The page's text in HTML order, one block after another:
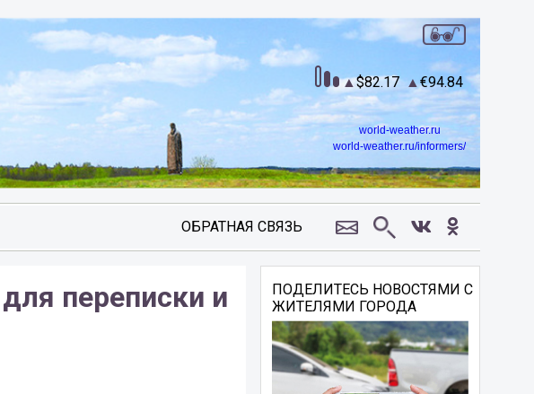
82.17 94.84
world-weather.ru
world-weather.ru/informers/
ОБРАТНАЯ СВЯЗЬ
переписки и
ПОДЕЛИТЕСЬ НОВОСТЯМИ С
ЖИТЕЛЯМИ ГОРОДА